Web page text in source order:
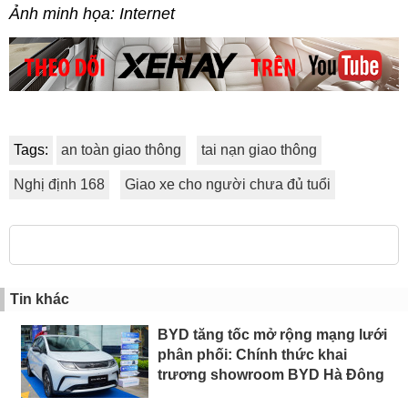
Ảnh minh họa: Internet
Tags: an toàn giao thông tai nạn giao thông
Nghị định 168 Giao xe cho người chưa đủ tuổi
Tin khác
BYD tăng tốc mở rộng mạng lưới
phân phối: Chính thức khai
trương showroom BYD Hà Đông